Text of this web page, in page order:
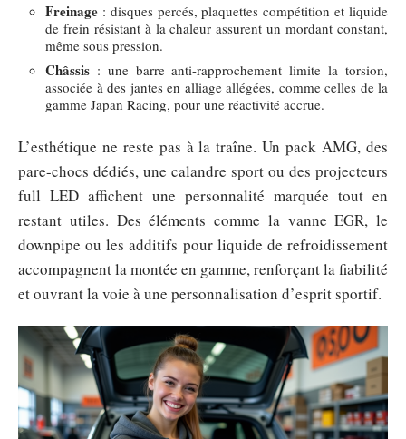
Freinage : disques percés, plaquettes compétition et liquide
de frein résistant à la chaleur assurent un mordant constant,
même sous pression.
Châssis : une barre anti-rapprochement limite la torsion,
associée à des jantes en alliage allégées, comme celles de la
gamme Japan Racing, pour une réactivité accrue.
L’esthétique ne reste pas à la traîne. Un pack AMG, des
pare-chocs dédiés, une calandre sport ou des projecteurs
full LED affichent une personnalité marquée tout en
restant utiles. Des éléments comme la vanne EGR, le
downpipe ou les additifs pour liquide de refroidissement
accompagnent la montée en gamme, renforçant la fiabilité
et ouvrant la voie à une personnalisation d’esprit sportif.